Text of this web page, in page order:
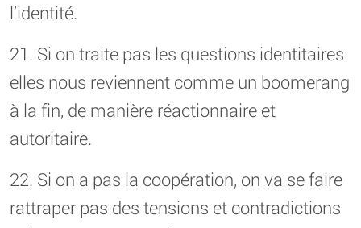
l’identité.
21. Si on traite pas les questions identitaires
elles nous reviennent comme un boomerang
à la fin, de manière réactionnaire et
autoritaire.
22. Si on a pas la coopération, on va se faire
rattraper pas des tensions et contradictions